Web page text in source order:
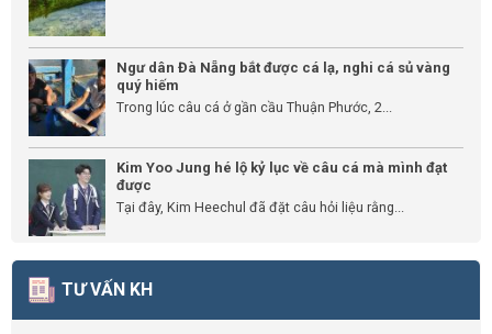
Ngư dân Đà Nẵng bắt được cá lạ, nghi cá sủ vàng
quý hiếm
Trong lúc câu cá ở gần cầu Thuận Phước, 2...
Kim Yoo Jung hé lộ kỷ lục về câu cá mà mình đạt
được
Tại đây, Kim Heechul đã đặt câu hỏi liệu rằng...
TƯ VẤN KH